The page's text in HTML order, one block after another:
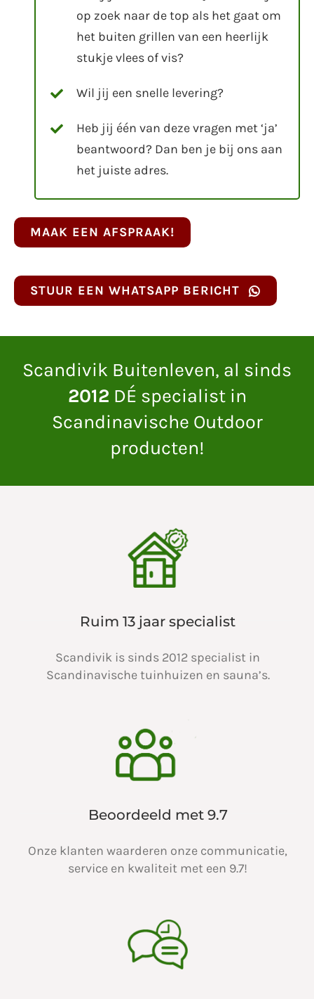
op zoek naar de top als het gaat om
het buiten grillen van een heerlijk
stukje vlees of vis?
Wil jij een snelle levering?
Heb jij één van deze vragen met ‘ja’
beantwoord? Dan ben je bij ons aan
het juiste adres.
MAAK EEN AFSPRAAK!
STUUR EEN WHATSAPP BERICHT
Scandivik Buitenleven, al sinds
2012 DÉ specialist in
Scandinavische Outdoor
producten!
Ruim 13 jaar specialist
Scandivik is sinds 2012 specialist in
Scandinavische tuinhuizen en sauna’s.
Beoordeeld met 9.7
Onze klanten waarderen onze communicatie,
service en kwaliteit met een 9.7!